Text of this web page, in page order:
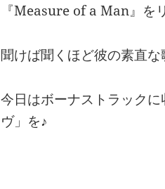
『Measure of a Man』を
聞けば聞くほど彼の素直
今日はボーナストラック
ヴ」を♪